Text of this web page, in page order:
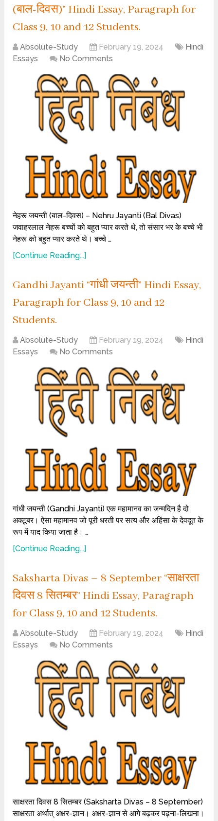
(बाल-दिवस)” Hindi Essay, Paragraph for
Class 9, 10 and 12 Students.
Absolute-Study February 19, 2024
Hindi
Essays
No Comments
नेहरू जयन्ती (बाल-दिवस) – Nehru Jayanti (Bal Divas)
जवाहरलाल नेहरू बच्चों को बहुत प्यार करते थे, तो संसार भर के बच्चे भी
नेहरू को बहुत प्यार करते थे। बच्चे …
[Continue Reading...]
Gandhi Jayanti “गांधी जयन्ती” Hindi Essay,
Paragraph for Class 9, 10 and 12
Students.
Absolute-Study February 19, 2024
Hindi
Essays
No Comments
गांधी जयन्ती (Gandhi Jayanti) एक महामानव का जन्मदिन है दो
अक्टूबर। ऐसा महामानव जो पूरी धरती पर सत्य और अहिंसा के देवदूत के
रूप में याद किया जाता है। …
[Continue Reading...]
Saksharta Divas – 8 September “साक्षरता
दिवस 8 सितम्बर” Hindi Essay, Paragraph
for Class 9, 10 and 12 Students.
Absolute-Study February 19, 2024
Hindi
Essays
No Comments
साक्षरता दिवस 8 सितम्बर (Saksharta Divas – 8 September)
साक्षरता अर्थात् अक्षर-ज्ञान। अक्षर-ज्ञान से आगे बढ़कर पढ़ना-लिखना।